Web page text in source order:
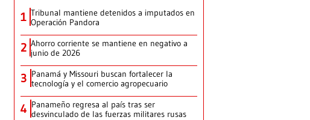
1 Tribunal mantiene detenidos a imputados en
Operación Pandora
2 Ahorro corriente se mantiene en negativo a
junio de 2026
3 Panamá y Missouri buscan fortalecer la
tecnología y el comercio agropecuario
4 Panameño regresa al país tras ser
desvinculado de las fuerzas militares rusas